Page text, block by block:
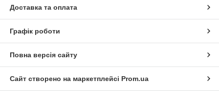
Доставка та оплата
Графік роботи
Повна версія сайту
Сайт створено на маркетплейсі Prom.ua